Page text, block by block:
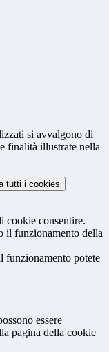
si avvalgono di
finalità illustrate nella
tutti i cookies
cookie consentire.
il funzionamento della
funzionamento potete
essere
pagina della cookie